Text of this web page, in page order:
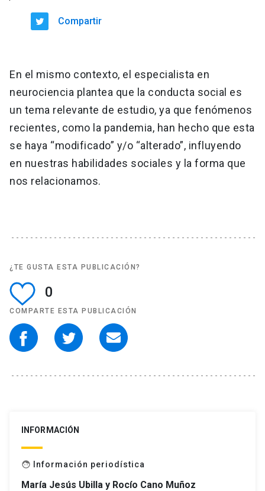
Compartir
En el mismo contexto, el especialista en
neurociencia plantea que la conducta social es
un tema relevante de estudio, ya que fenómenos
recientes, como la pandemia, han hecho que esta
se haya “modificado” y/o “alterado”, influyendo
en nuestras habilidades sociales y la forma que
nos relacionamos.
¿TE GUSTA ESTA PUBLICACIÓN?
0
COMPARTE ESTA PUBLICACIÓN
INFORMACIÓN
face Información periodística
María Jesús Ubilla y Rocío Cano Muñoz